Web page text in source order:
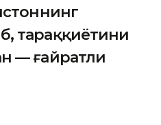
тараққиётини
— ғайратли